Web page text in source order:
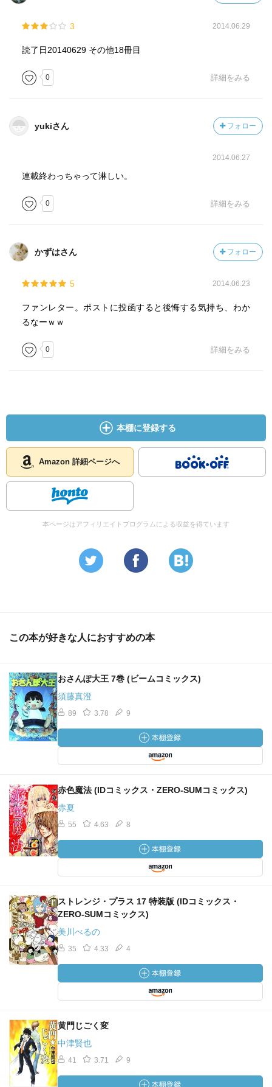
3 2014.06.29
読了日20140629 その他18冊目
0 詳細をみる
yukiさん フォロー
2014.06.27
連載終わっちゃって淋しい。
0 詳細をみる
かずはさん フォロー
5 2014.06.23
ファンレター。ポストに投函すると後悔する気持ち、わか
るなーｗｗ
0 詳細をみる
本棚に登録する
Amazon 詳細ページへ
本ページはアフィリエイトプログラムによる収益を得ています
この本が好きな人におすすめの本
おさんぽ大王 7巻 (ビームコミックス)
須藤真澄
89 3.78 9
赤色魔法 (IDコミックス・ZERO-SUMコミックス)
赤夏
55 4.63 8
ストレンジ・プラス 17 特装版 (IDコミックス・
ZERO-SUMコミックス)
美川べるの
35 4.33 4
黄門じごく変
中津賢也
41 3.71 9